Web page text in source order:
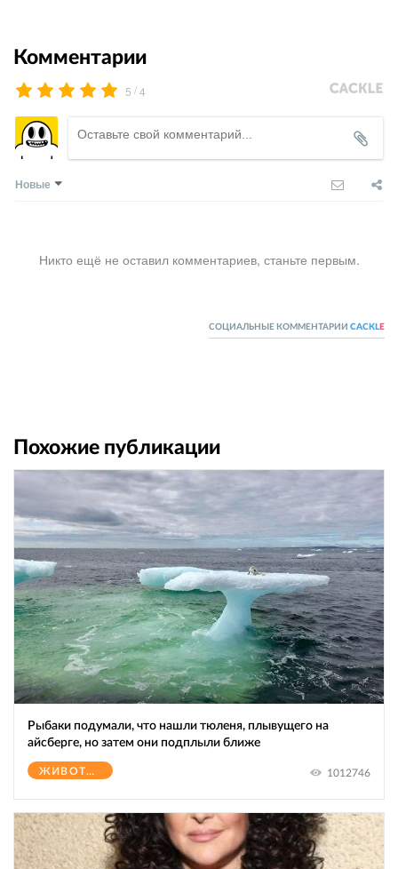
Комментарии
5 /4
Новые
Никто ещё не оставил комментариев, станьте первым.
СОЦИАЛЬНЫЕ КОММЕНТАРИИ CACKL E
Похожие публикации
Рыбаки подумали, что нашли тюленя, плывущего на
айсберге, но затем они подплыли ближе
ЖИВОТНЫЕ 1012746